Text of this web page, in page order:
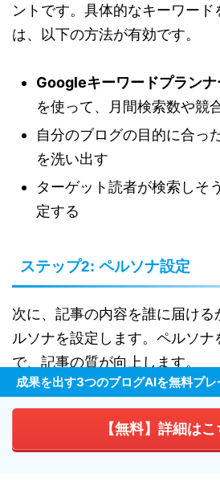
ントです。具体的なキーワード
は、以下の方法が有効です。
Googleキーワードプランナ
を使って、月間検索数や競
自分のブログの目的に合っ
を洗い出す
ターゲット読者が検索しそ
定する
ステップ2: ペルソナ設定
次に、記事の内容を誰に届け
ルソナを設定します。ペルソナ
で、記事の質が向上します。
具体的にどのような年齢層
者を想定しているのか
成果を出す3つのブログAIを無料プレ
【無料】詳細はこ